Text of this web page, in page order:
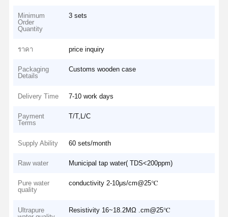
Minimum
Order
Quantity
3 sets
ราคา price inquiry
Packaging
Details
Customs wooden case
Delivery Time 7-10 work days
Payment
Terms
T/T,L/C
Supply Ability 60 sets/month
Raw water Municipal tap water( TDS<200ppm)
Pure water
quality
conductivity 2-10μs/cm@25℃
Ultrapure
Resistivity 16~18.2MΩ .cm@25℃